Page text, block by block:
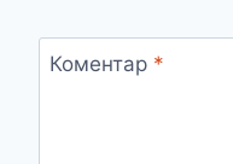
Коментар *